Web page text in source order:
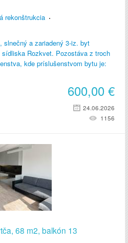
rekonštrukcia
slnečný a zariadený 3-iz. byt
Rozkvet. Pozostáva z troch
kde príslušenstvom bytu je:
600,00 €
24.06.2026
1156
68 m2, balkón 13